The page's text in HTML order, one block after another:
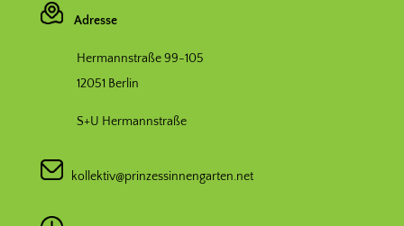
Adresse
Hermannstraße 99-105
12051 Berlin
S+U Hermannstraße
kollektiv@prinzessinnengarten.net